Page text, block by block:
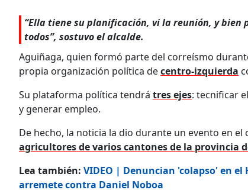
“Ella tiene su planificación, vi la reunión, y
todos”, sostuvo el alcalde.
Aguiñaga, quien formó parte del correísmo
propia organización política decentro-izquierda
Su plataforma política tendrá tres ejes: tecnificar
y generar empleo.
De hecho, la noticia la dio durante un evento en
agricultores de varios cantones de la provincia
Lea también: VIDEO | Denuncian 'colapso' en
arremete contra Daniel Noboa